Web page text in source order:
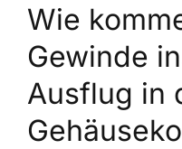
Wie
Gewinde
Ausflug in